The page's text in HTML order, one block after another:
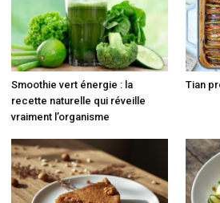
Smoothie vert énergie : la
recette naturelle qui réveille
vraiment l’organisme
Tian